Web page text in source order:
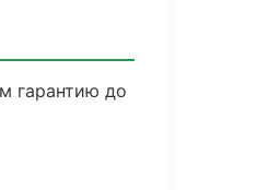
гарантию до